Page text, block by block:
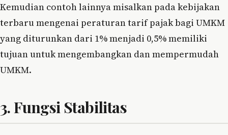
Kemudian contoh lainnya misalkan pada kebijakan
terbaru mengenai peraturan tarif pajak bagi UMKM
yang diturunkan dari 1% menjadi 0,5% memiliki
tujuan untuk mengembangkan dan mempermudah
UMKM.
3. Fungsi Stabilitas